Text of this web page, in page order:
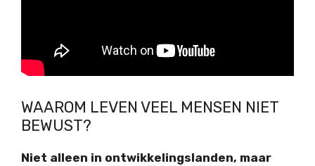
WAAROM LEVEN VEEL MENSEN NIET
BEWUST?
Niet alleen in ontwikkelingslanden, maar